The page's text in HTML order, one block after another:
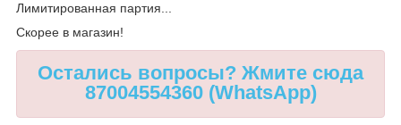
Лимитированная партия...
Скорее в магазин!
Остались вопросы? Жмите сюда
87004554360 (WhatsApp)